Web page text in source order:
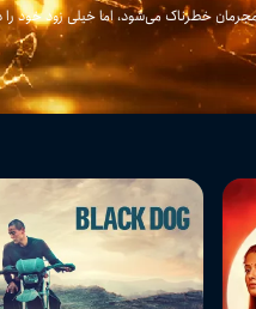
خطرناک می‌شود، اما خیلی زود خود را